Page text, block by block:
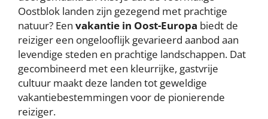
Oostblok landen zijn gezegend met prachtige
natuur? Een vakantie in Oost-Europa biedt de
reiziger een ongelooflijk gevarieerd aanbod aan
levendige steden en prachtige landschappen. Dat
gecombineerd met een kleurrijke, gastvrije
cultuur maakt deze landen tot geweldige
vakantiebestemmingen voor de pionierende
reiziger.